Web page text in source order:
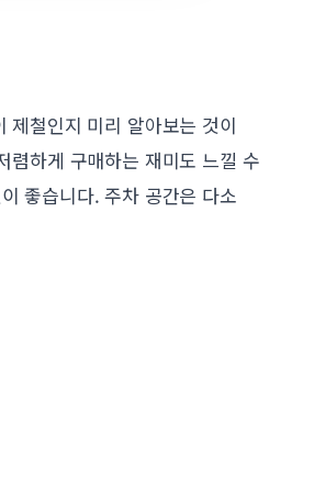
제철인지 미리 알아보는 것이
렴하게 구매하는 재미도 느낄 수
좋습니다. 주차 공간은 다소